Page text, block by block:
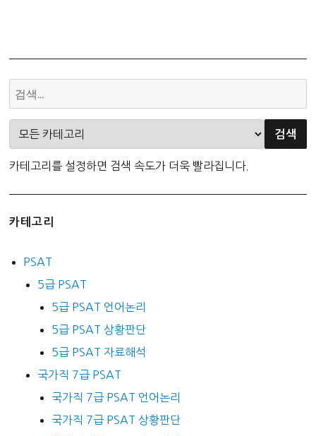
카테고리를 설정하면 검색 속도가 더욱 빨라집니다.
카테고리
PSAT
5급 PSAT
5급 PSAT 언어논리
5급 PSAT 상황판단
5급 PSAT 자료해석
국가직 7급 PSAT
국가직 7급 PSAT 언어논리
국가직 7급 PSAT 상황판단